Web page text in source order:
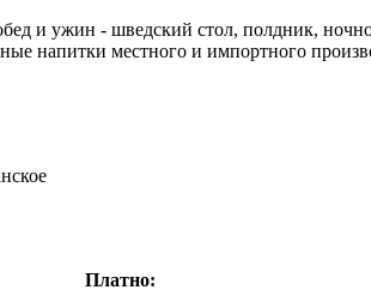
и ужин - шведский стол, полдник,
напитки местного и импортного
Платно: